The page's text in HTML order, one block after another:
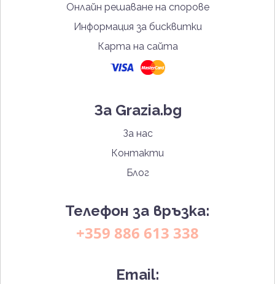
Онлайн решаване на спорове
Информация за бисквитки
Карта на сайта
За Grazia.bg
За нас
Контакти
Блог
Телефон за връзка:
+359 886 613 338
Email: